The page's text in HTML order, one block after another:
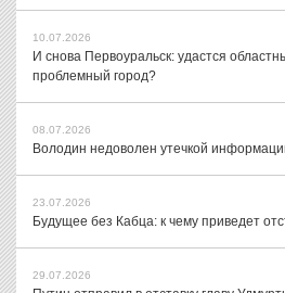
10.07.2026
И снова Первоуральск: удастся
проблемный город?
08.07.2026
Володин недоволен утечкой
23.07.2026
Будущее без Кабца: к чему приведет
29.07.2026